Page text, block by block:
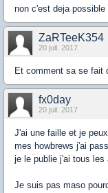
non c'est deja
ZaRTeeK354
20 juil. 2017
Et comment sa se fait
fx0day
20 juil. 2017
J'ai une faille et je
mes howbrews j'ai
je le publie j'ai tous
Je suis pas maso